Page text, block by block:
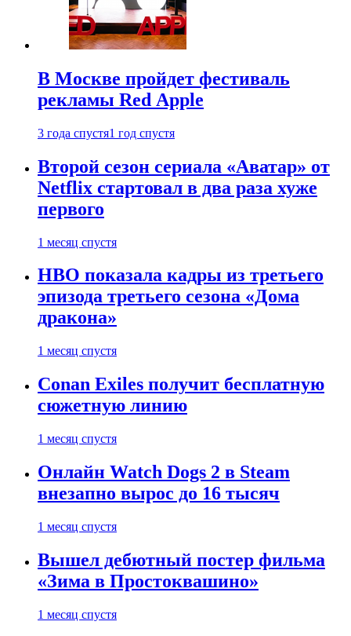
В Москве пройдет фестиваль
рекламы Red Apple
3 года спустя1 год спустя
Второй сезон сериала «Аватар» от
Netflix стартовал в два раза хуже
первого
1 месяц спустя
HBO показала кадры из третьего
эпизода третьего сезона «Дома
дракона»
1 месяц спустя
Conan Exiles получит бесплатную
сюжетную линию
1 месяц спустя
Онлайн Watch Dogs 2 в Steam
внезапно вырос до 16 тысяч
1 месяц спустя
Вышел дебютный постер фильма
«Зима в Простоквашино»
1 месяц спустя